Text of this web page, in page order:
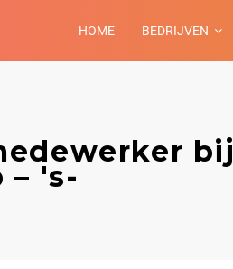
HOME BEDRIJVEN
bij
– 's-